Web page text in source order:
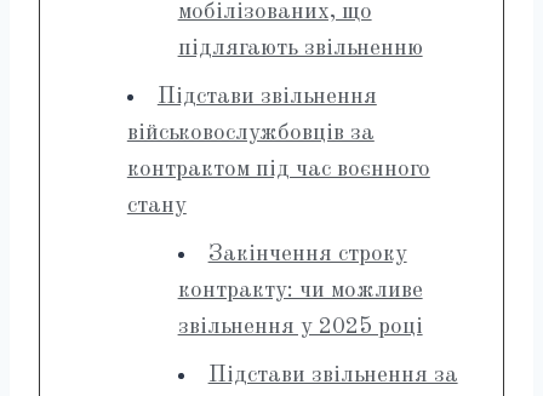
мобілізованих, що
підлягають звільненню
Підстави звільнення
військовослужбовців за
контрактом під час воєнного
стану
Закінчення строку
контракту: чи можливе
звільнення у 2025 році
Підстави звільнення за